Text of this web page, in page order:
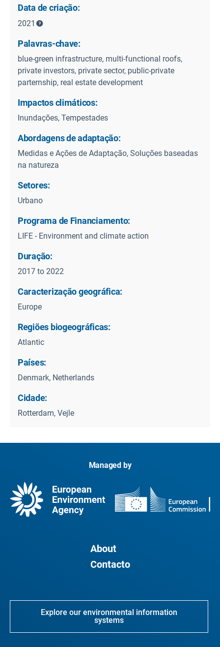
Data de criação:
2021
Palavras-chave:
blue-green infrastructure, multi-functional roofs,
private investors, private sector, public-private
parternship, real estate development
Impactos climáticos:
Inundações, Tempestades
Abordagens de adaptação:
Medidas e Ações de Adaptação, Soluções baseadas
na natureza
Setores:
Urbano
Programa de Financiamento:
LIFE - Environment and climate action
Duração:
2017 to 2022
Caracterização geográfica:
Europe
Regiões biogeográficas:
Atlantic
Países:
Denmark, Netherlands
Cidade:
Rotterdam, Vejle
Managed by
About
Contacto
Explore our environmental information
systems